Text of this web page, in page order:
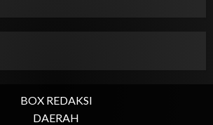
BOX REDAKSI
DAERAH